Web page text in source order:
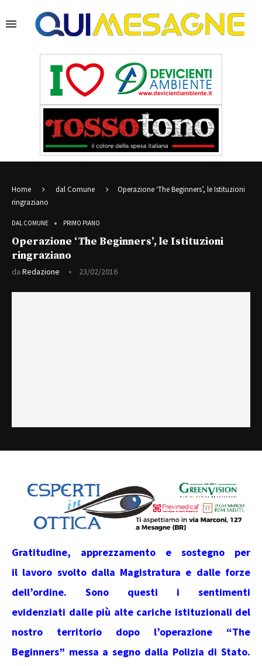
Home dal Comune
Operazione ‘The Beginners’, le Istituzioni
ringraziano
DAL COMUNE PRIMO PIANO
Operazione ‘The Beginners’, le Istituzioni
ringraziano
da Redazione 23/02/2016
Gratitudine, apprezzamento e sostegno per
il lavoro svolto dalla Magistratura e dalle forze
dell’ordine. Sono questi i sentimenti
evidenziati dalle più alte cariche istituzionali del
nostro territorio dopo l’operazione “The
Beginners” messa a segno dalla Polizia di Stato.